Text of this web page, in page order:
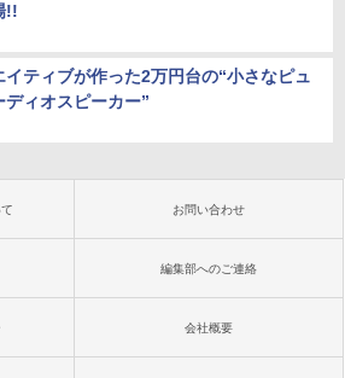
!!
イティブが作った2万円台の“小さなピュ
ディオスピーカー”
お問い合わせ
編集部へのご連絡
会社概要